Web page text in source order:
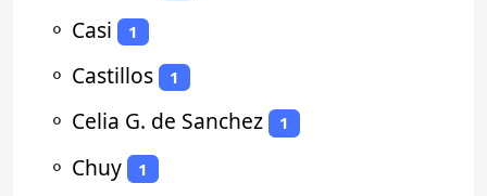
⚬ Casi 1
⚬ Castillos 1
⚬ Celia G. de Sanchez 1
⚬ Chuy 1